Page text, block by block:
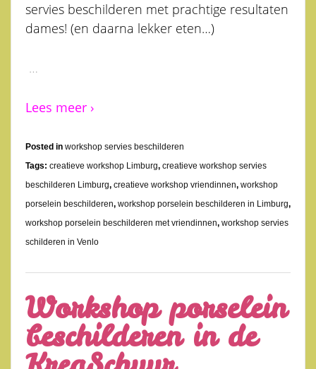
servies beschilderen met prachtige resultaten
dames! (en daarna lekker eten…)
…
Lees meer ›
Posted in workshop servies beschilderen
Tags: creatieve workshop Limburg, creatieve workshop servies
beschilderen Limburg, creatieve workshop vriendinnen, workshop
porselein beschilderen, workshop porselein beschilderen in Limburg,
workshop porselein beschilderen met vriendinnen, workshop servies
schilderen in Venlo
Workshop porselein
beschilderen in de